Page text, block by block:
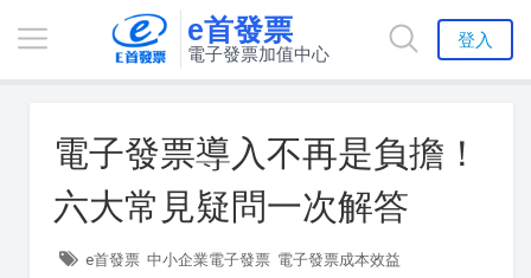
e首發票
電子發票加值中心
登入
電子發票導入不再是負擔！
六大常見疑問一次解答
e首發票 中小企業電子發票 電子發票成本效益